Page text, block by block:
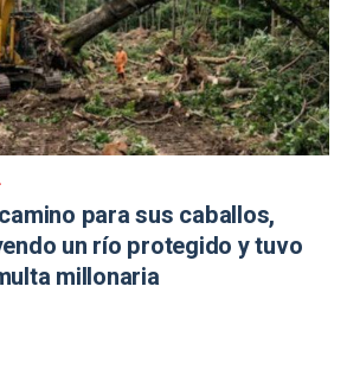
para sus caballos,
un río protegido y tuvo
millonaria